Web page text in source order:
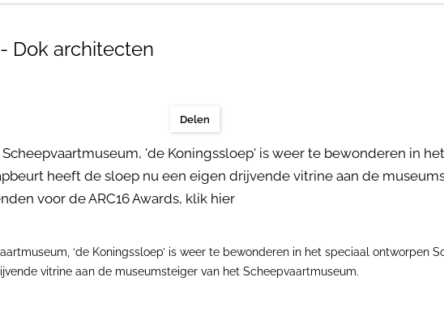
Dok architecten
Delen
'de Koningssloep' is weer te bewonderen in
heeft de sloep nu een eigen drijvende vitrine aan de
voor de ARC16 Awards, klik hier
‘de Koningssloep’ is weer te bewonderen in het speciaal ontworpen
vitrine aan de museumsteiger van het Scheepvaartmuseum.